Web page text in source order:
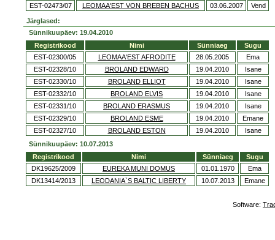
EST-02473/07
LEOMAA'EST VON BREBEN BACHUS 03.06.2007 Vend
Järglased:
Sünnikuupäev: 19.04.2010
Registrikood
Nimi Sünniaeg
Sugu
EST-02300/05
LEOMAA'EST AFRODITE 28.05.2005
Ema
EST-02328/10
BROLAND EDWARD 19.04.2010
Isane
EST-02330/10
BROLAND ELLIOT 19.04.2010
Isane
EST-02332/10
BROLAND ELVIS 19.04.2010
Isane
EST-02331/10
BROLAND ERASMUS 19.04.2010
Isane
EST-02329/10
BROLAND ESME 19.04.2010
Emane
EST-02327/10
BROLAND ESTON 19.04.2010
Isane
Sünnikuupäev: 10.07.2013
Registrikood
Nimi Sünniaeg
Sugu
DK19625/2009
EUREKA MUNI DOMUS 01.01.1970
Ema
DK13414/2013
LEODANIA`S BALTIC LIBERTY 10.07.2013 Emane
Software: